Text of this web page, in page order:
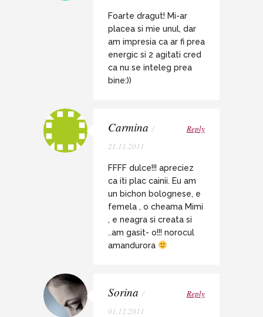
Foarte dragut! Mi-ar
placea si mie unul, dar
am impresia ca ar fi prea
energic si 2 agitati cred
ca nu se inteleg prea
bine:))
Carmina /
21.11.2011
Reply
FFFF dulce!!! apreciez
ca iti plac cainii. Eu am
un bichon bolognese, e
femela , o cheama Mimi
, e neagra si creata si
..am gasit- o!!! norocul
amandurora
Sorina /
01.12.2011
Reply